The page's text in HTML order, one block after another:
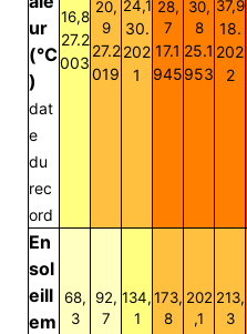
ur
(°C
)
dat
e
du
rec
ord
16,8
27.2
003
20,
9
27.2
019
24,1
30.
202
1
28,
7
17.1
945
30,
8
25.1
953
37,9
18.
202
2
En
sol
eill
em
68,
3
92,
7
134,
1
173,
8
202
,1
213,
3